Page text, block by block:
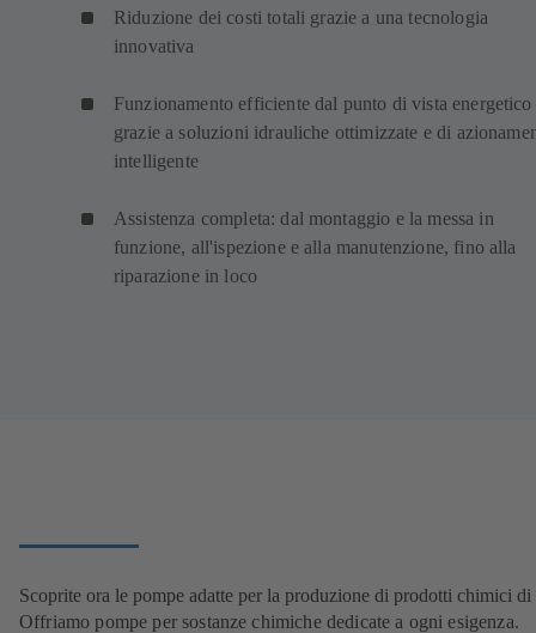
Riduzione dei costi totali grazie a una tecnologia
innovativa
Funzionamento efficiente dal punto di vista energetico
grazie a soluzioni idrauliche ottimizzate e di
intelligente
Assistenza completa: dal montaggio e la messa in
funzione, all'ispezione e alla manutenzione, fino alla
riparazione in loco
Scoprite ora le pompe adatte per la produzione di prodotti chimici di
Offriamo pompe per sostanze chimiche dedicate a ogni esigenza.